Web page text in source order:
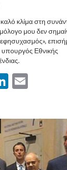
κλίμα στη
μου δεν
εφησυχασμός»,
Εθνικής
LinkedIn